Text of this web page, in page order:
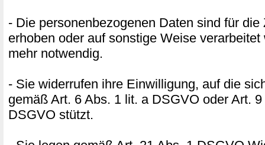
- Die personenbezogenen Daten sind für
erhoben oder auf sonstige Weise verarbeitet
mehr notwendig.
- Sie widerrufen ihre Einwilligung, auf die
gemäß Art. 6 Abs. 1 lit. a DSGVO oder Art.
DSGVO stützt.